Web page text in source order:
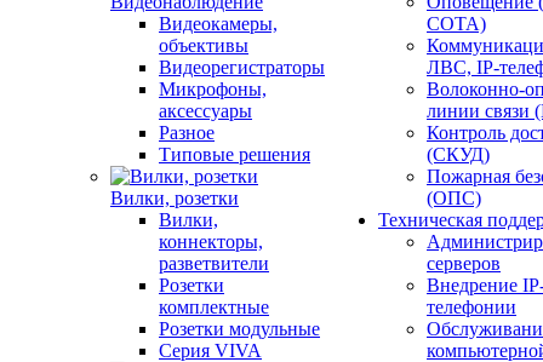
Видеокамеры,
объективы
Видеорегистраторы
Микрофоны,
аксессуары
Разное
Типовые решения
Вилки, розетки
Вилки,
коннекторы,
разветвители
Розетки
комплектные
Розетки модульные
Серия VIVA
СОТА)
ЛВС, IP-
Волоконно-
линии
Контроль
(СКУД)
Пожарная
(ОПС)
Техническая
серверов
Внедрение
телефонии